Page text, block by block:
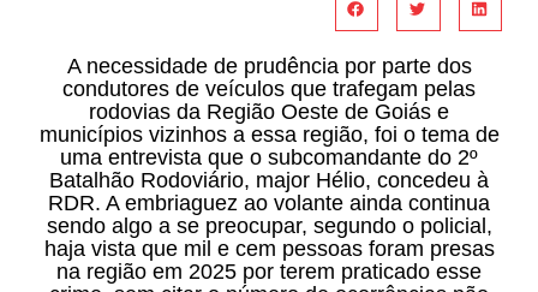
A necessidade de prudência por parte dos
condutores de veículos que trafegam pelas
rodovias da Região Oeste de Goiás e
municípios vizinhos a essa região, foi o tema de
uma entrevista que o subcomandante do 2º
Batalhão Rodoviário, major Hélio, concedeu à
RDR. A embriaguez ao volante ainda continua
sendo algo a se preocupar, segundo o policial,
haja vista que mil e cem pessoas foram presas
na região em 2025 por terem praticado esse